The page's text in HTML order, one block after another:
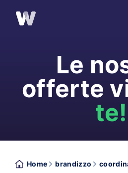
Le
offerte
te!
Home brandizzo